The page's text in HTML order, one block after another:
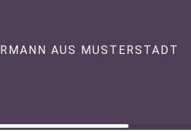
AUS MUSTERSTADT